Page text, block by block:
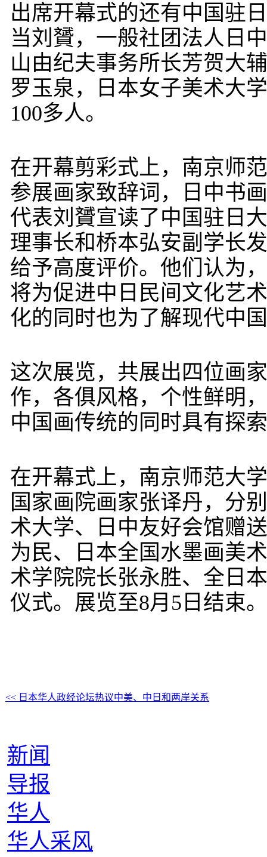
出席开幕式的还有中国驻
当刘贇，一般社团法人日
山由纪夫事务所长芳贺大
罗玉泉，日本女子美术大
100多人。
在开幕剪彩式上，南京师
参展画家致辞词，日中书
代表刘贇宣读了中国驻日
理事长和桥本弘安副学长
给予高度评价。他们认为
将为促进中日民间文化艺
化的同时也为了解现代中
这次展览，共展出四位画
作，各俱风格，个性鲜明
中国画传统的同时具有探
在开幕式上，南京师范大
国家画院画家张译丹，分
术大学、日中友好会馆赠
为民、日本全国水墨画美
术学院院长张永胜、全日
仪式。展览至8月5日结束。
<< 日本华人政经论坛热议中美、中日和两岸关系
新闻
导报
华人
华人采风